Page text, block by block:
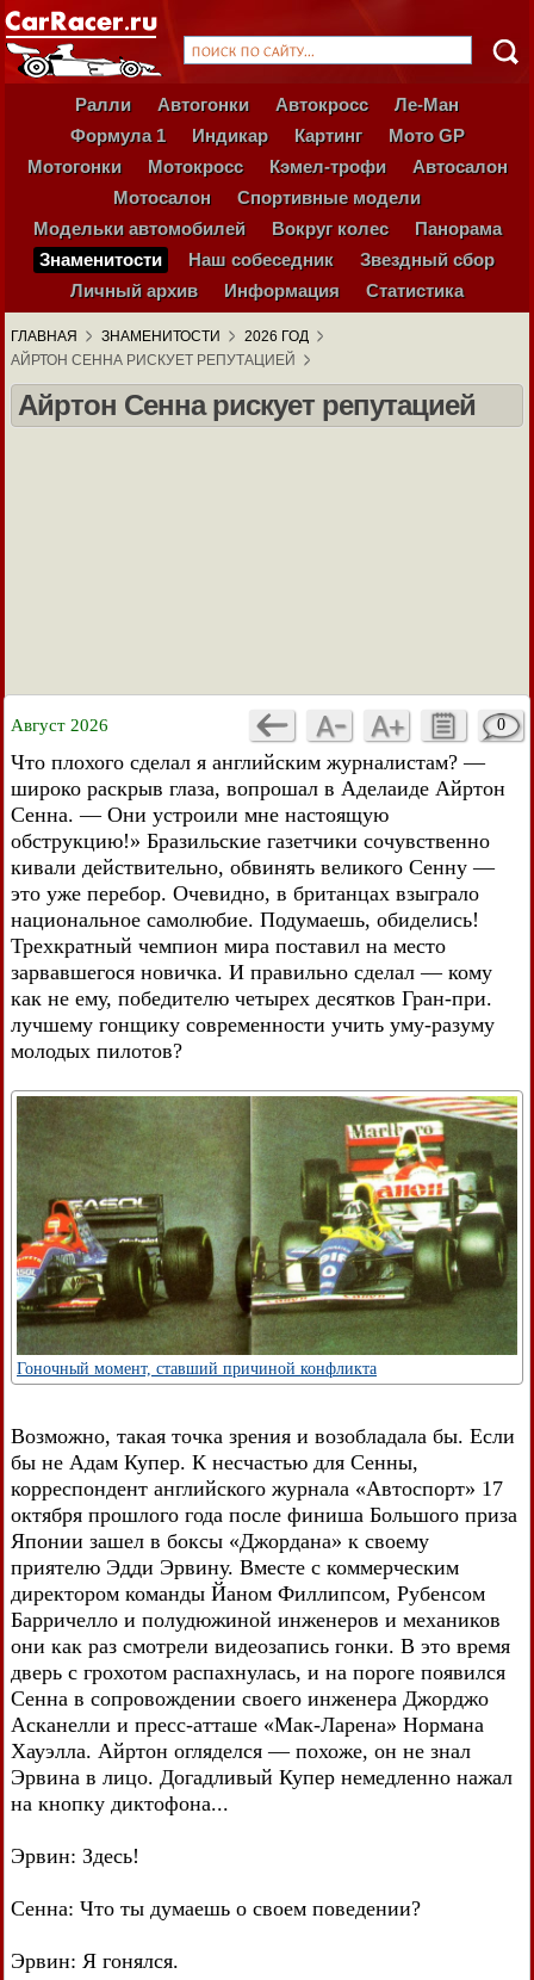
Ралли Автогонки Автокросс
Ле-Ман
Формула 1
Индикар Картинг
Мото GP
Мотогонки
Мотокросс Кэмел-трофи
Автосалон
Мотосалон
Спортивные модели
Модельки автомобилей
Вокруг колес
Панорама
Знаменитости
Наш собеседник
Звездный сбор
Личный архив
Информация Статистика
ГЛАВНАЯ ЗНАМЕНИТОСТИ
2026 ГОД
АЙРТОН СЕННА РИСКУЕТ РЕПУТАЦИЕЙ
Айртон Сенна рискует репутацией
Август 2026 0
Что плохого сделал я английским журналистам? —
широко раскрыв глаза, вопрошал в Аделаиде Айртон
Сенна. — Они устроили мне настоящую
обструкцию!» Бразильские газетчики сочувственно
кивали действительно, обвинять великого Сенну —
это уже перебор. Очевидно, в британцах взыграло
национальное самолюбие. Подумаешь, обиделись!
Трехкратный чемпион мира поставил на место
зарвавшегося новичка. И правильно сделал — кому
как не ему, победителю четырех десятков Гран-при.
лучшему гонщику современности учить уму-разуму
молодых пилотов?
Гоночный момент, ставший причиной конфликта
Возможно, такая точка зрения и возобладала бы. Если
бы не Адам Купер. К несчастью для Сенны,
корреспондент английского журнала «Автоспорт» 17
октября прошлого года после финиша Большого приза
Японии зашел в боксы «Джордана» к своему
приятелю Эдди Эрвину. Вместе с коммерческим
директором команды Йаном Филлипсом, Рубенсом
Барричелло и полудюжиной инженеров и механиков
они как раз смотрели видеозапись гонки. В это время
дверь с грохотом распахнулась, и на пороге появился
Сенна в сопровождении своего инженера Джорджо
Асканелли и пресс-атташе «Мак-Ларена» Нормана
Хауэлла. Айртон огляделся — похоже, он не знал
Эрвина в лицо. Догадливый Купер немедленно нажал
на кнопку диктофона...
Эрвин: Здесь!
Сенна: Что ты думаешь о своем поведении?
Эрвин: Я гонялся.